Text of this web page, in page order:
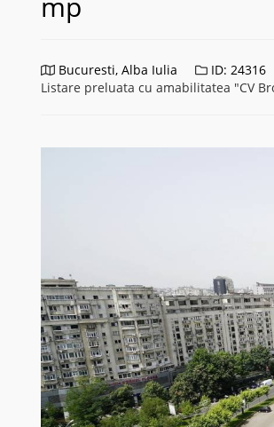
Bucuresti, Alba Iulia
ID: 24316
Listare preluata cu amabilitatea "CV